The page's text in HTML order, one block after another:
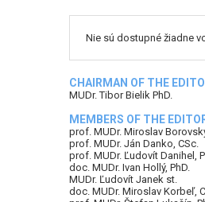
Nie sú dostupné žiadne
CHAIRMAN OF THE
MUDr. Tibor Bielik PhD.
MEMBERS OF THE
prof. MUDr. Miroslav
prof. MUDr. Ján Danko, CSc.
prof. MUDr. Ľudovít Danihel,
doc. MUDr. Ivan Hollý, PhD.
MUDr. Ľudovít Janek st.
doc. MUDr. Miroslav Korbeľ,